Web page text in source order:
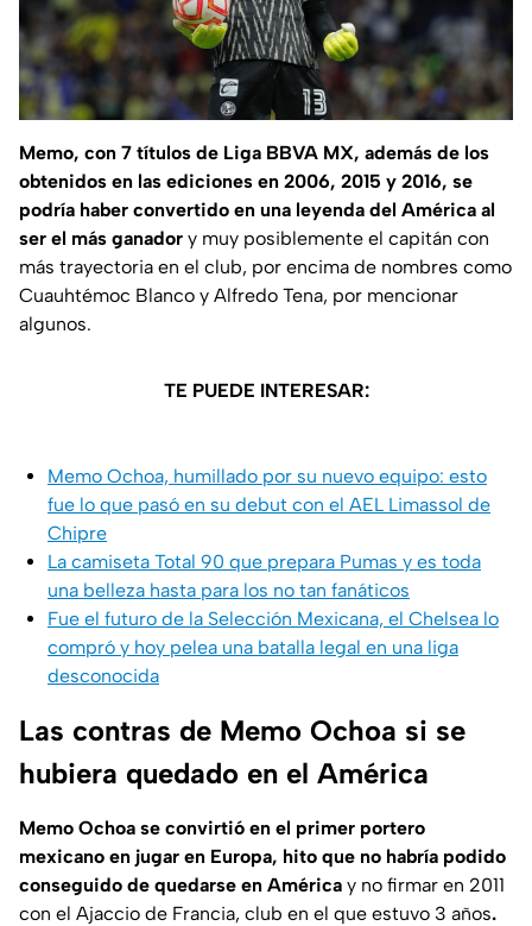
Memo, con 7 títulos de Liga BBVA MX, además de los
obtenidos en las ediciones en 2006, 2015 y 2016, se
podría haber convertido en una leyenda del América al
ser el más ganador y muy posiblemente el capitán con
más trayectoria en el club, por encima de nombres como
Cuauhtémoc Blanco y Alfredo Tena, por mencionar
algunos.
TE PUEDE INTERESAR:
Memo Ochoa, humillado por su nuevo equipo: esto
fue lo que pasó en su debut con el AEL Limassol de
Chipre
La camiseta Total 90 que prepara Pumas y es toda
una belleza hasta para los no tan fanáticos
Fue el futuro de la Selección Mexicana, el Chelsea lo
compró y hoy pelea una batalla legal en una liga
desconocida
Las contras de Memo Ochoa si se
hubiera quedado en el América
Memo Ochoa se convirtió en el primer portero
mexicano en jugar en Europa, hito que no habría podido
conseguido de quedarse en América y no firmar en 2011
con el Ajaccio de Francia, club en el que estuvo 3 años.